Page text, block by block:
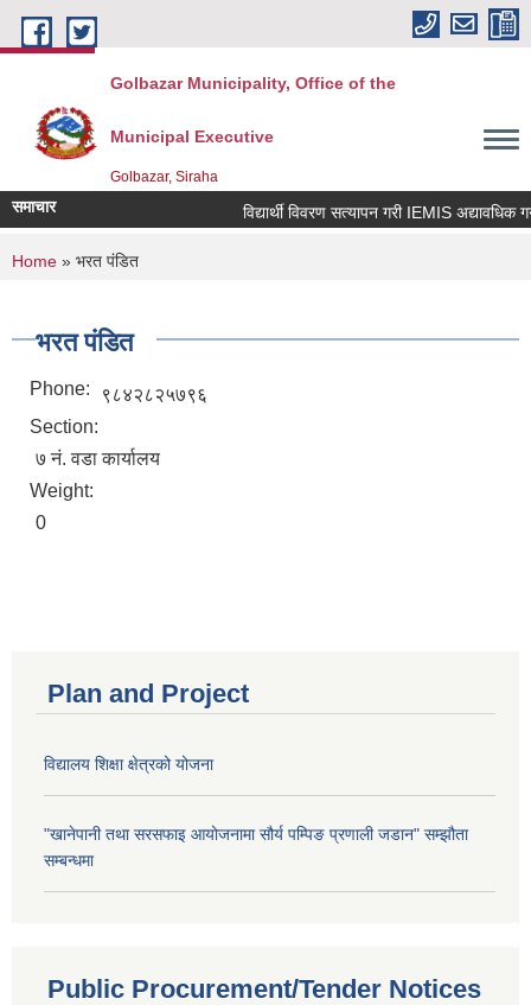
Skip to main content
Golbazar Municipality, Office of the
Municipal Executive
Golbazar, Siraha
समाचार विद्यार्थी विवरण सत्यापन गरी IEMIS अद्यावधिक गर्ने
You are here
Home » भरत पंडित
भरत पंडित
Phone:
९८४२८२५७९६
Section:
७ नं. वडा कार्यालय
Weight:
0
Plan and Project
विद्यालय शिक्षा क्षेत्रको योजना
"खानेपानी तथा सरसफाइ आयोजनामा सौर्य पम्पिङ प्रणाली जडान" सम्झौता
सम्बन्धमा
Public Procurement/Tender Notices